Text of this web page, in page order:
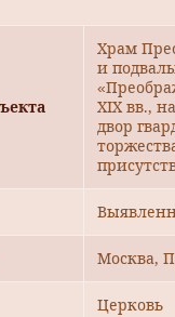
Храм
и
XIX вв.,
двор
Москва,
Церковь